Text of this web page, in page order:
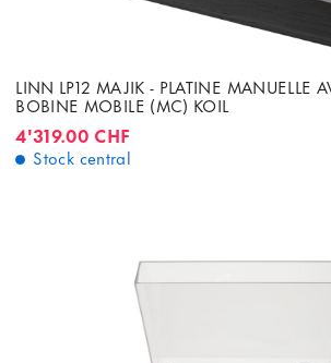
LINN LP12 MAJIK - PLATINE MANUELLE
BOBINE MOBILE (MC) KOIL
4'319.00 CHF
Stock central